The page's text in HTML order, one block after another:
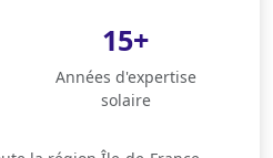
15+
Années d'expertise
solaire